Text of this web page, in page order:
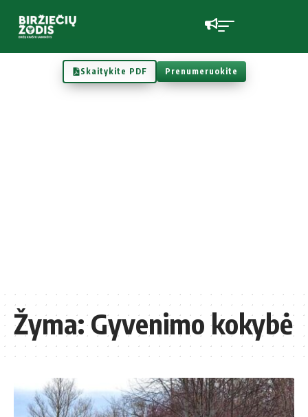
Skaitykite PDF Prenumeruokite
Žyma:Gyvenimo kokybė